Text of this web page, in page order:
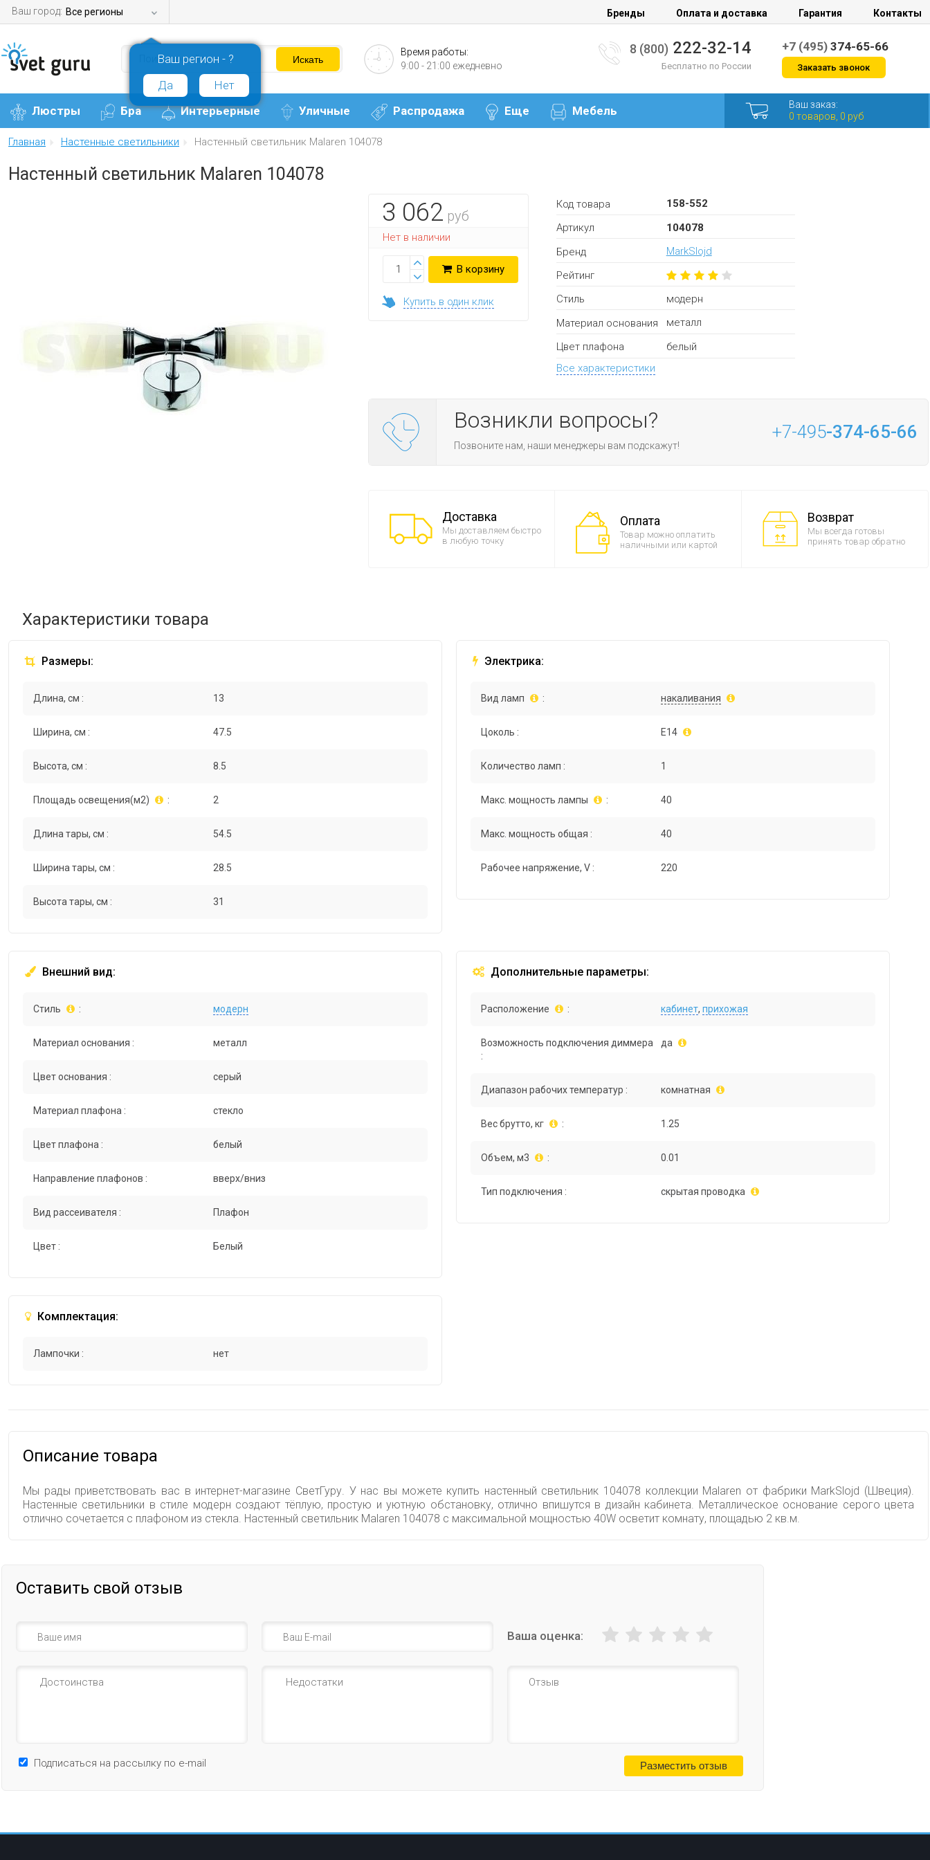
Ваш город: Все регионы
Ваш регион - ?
Да
Нет
Бренды Оплата и доставка Гарантия Контакты
Время работы:
9:00 - 21:00 ежедневно
8 (800) 222-32-14
Бесплатно по России
+7 (495)374-65-66
Заказать звонок
Люстры Бра Интерьерные Уличные Распродажа Еще Мебель
Ваш заказ:
0 товаров, 0 руб
Главная Настенные светильники Настенный светильник Malaren 104078
Настенный светильник Malaren 104078
3 062 руб
Нет в наличии
В корзину
Купить в один клик
Код товара
158-552
Артикул
104078
Бренд
MarkSlojd
Рейтинг
Стиль
модерн
Материал основания
металл
Цвет плафона
белый
Все характеристики
Возникли вопросы?
Позвоните нам, наши менеджеры вам подскажут!
+7-495-374-65-66
Доставка
Мы доставляем быстро
в любую точку
Оплата
Товар можно оплатить
наличными или картой
Возврат
Мы всегда готовы
принять товар обратно
Характеристики товара
Размеры:
Длина, см : 13
Ширина, см : 47.5
Высота, см : 8.5
Площадь освещения(м2) : 2
Длина тары, см : 54.5
Ширина тары, см : 28.5
Высота тары, см : 31
Электрика:
Вид ламп : накаливания
Цоколь : E14
Количество ламп : 1
Макс. мощность лампы : 40
Макс. мощность общая : 40
Рабочее напряжение, V : 220
Внешний вид:
Стиль : модерн
Материал основания : металл
Цвет основания : серый
Материал плафона : стекло
Цвет плафона : белый
Направление плафонов : вверх/вниз
Вид рассеивателя : Плафон
Цвет : Белый
Дополнительные параметры:
Расположение : кабинет,прихожая
Возможность подключения диммера
:
да
Диапазон рабочих температур : комнатная
Вес брутто, кг : 1.25
Объем, м3 : 0.01
Тип подключения : скрытая проводка
Комплектация:
Лампочки : нет
Описание товара
Мы рады приветствовать вас в интернет-магазине СветГуру. У нас вы можете купить настенный светильник 104078 коллекции Malaren от фабрики MarkSlojd (Швеция).
Настенные светильники в стиле модерн создают тёплую, простую и уютную обстановку, отлично впишутся в дизайн кабинета. Металлическое основание серого цвета
отлично сочетается с плафоном из стекла. Настенный светильник Malaren 104078 с максимальной мощностью 40W осветит комнату, площадью 2 кв.м.
Оставить свой отзыв
Ваша оценка:
Подписаться на рассылку по e-mail